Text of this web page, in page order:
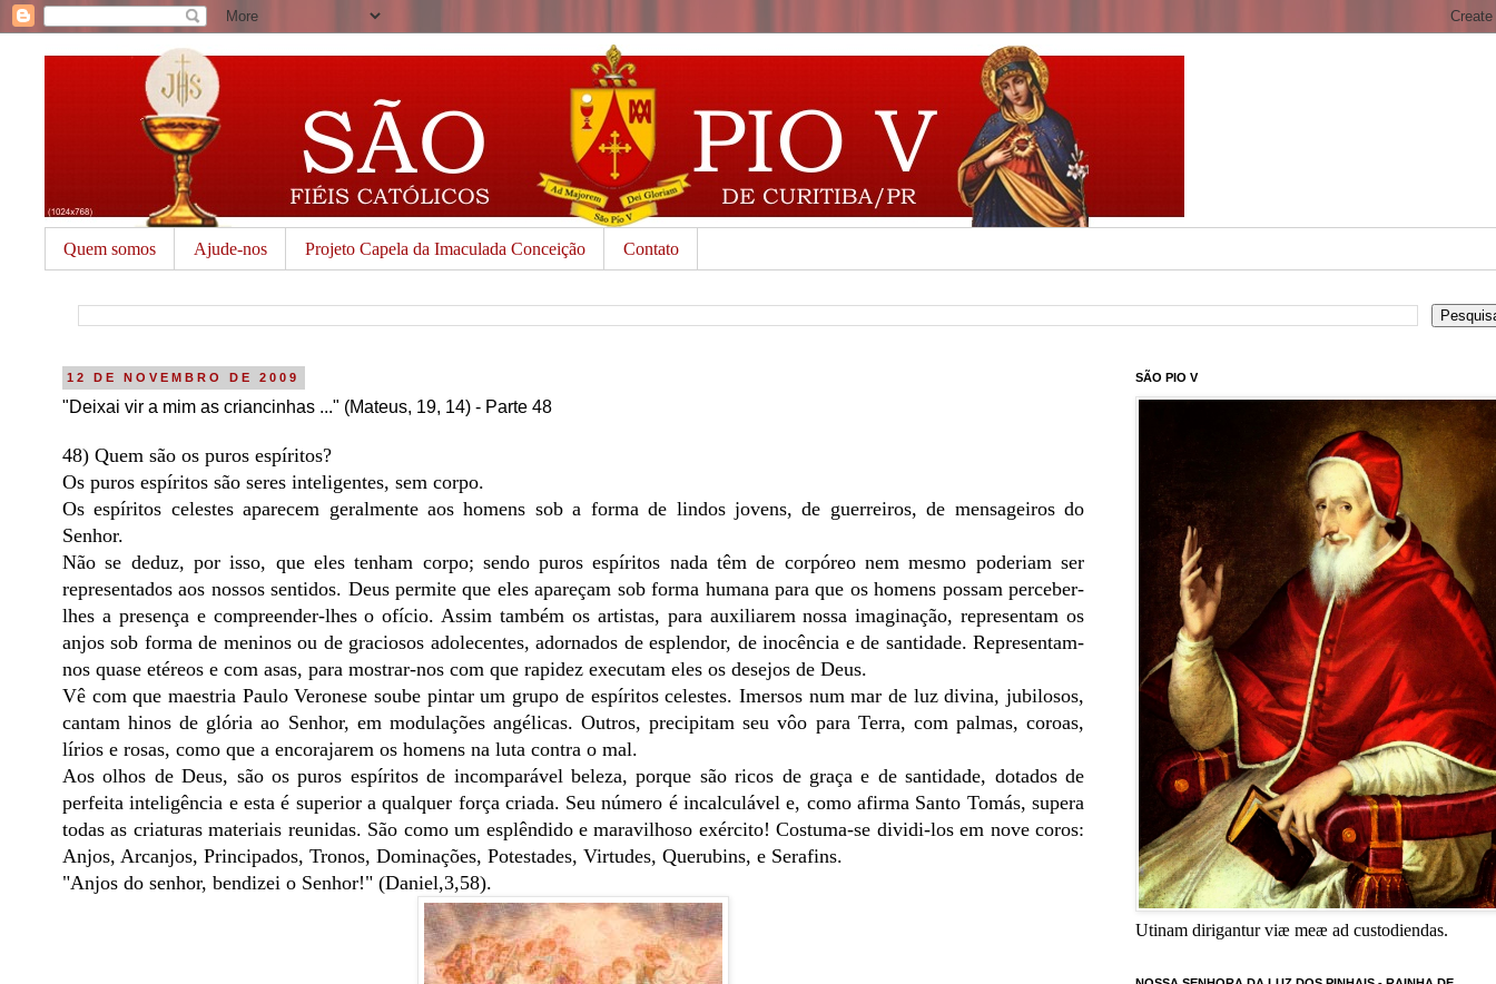
Quem somos Ajude-nos Projeto Capela da Imaculada Conceição Contato
12 DE NOVEMBRO DE 2009
"Deixai vir a mim as criancinhas ..." (Mateus, 19, 14) - Parte 48
48) Quem são os puros espíritos?
Os puros espíritos são seres inteligentes, sem corpo.
Os espíritos celestes aparecem geralmente aos homens sob a forma de lindos jovens, de guerreiros, de mensageiros do
Senhor.
Não se deduz, por isso, que eles tenham corpo; sendo puros espíritos nada têm de corpóreo nem mesmo poderiam ser
representados aos nossos sentidos. Deus permite que eles apareçam sob forma humana para que os homens possam perceber-
lhes a presença e compreender-lhes o ofício. Assim também os artistas, para auxiliarem nossa imaginação, representam os
anjos sob forma de meninos ou de graciosos adolecentes, adornados de esplendor, de inocência e de santidade. Representam-
nos quase etéreos e com asas, para mostrar-nos com que rapidez executam eles os desejos de Deus.
Vê com que maestria Paulo Veronese soube pintar um grupo de espíritos celestes. Imersos num mar de luz divina, jubilosos,
cantam hinos de glória ao Senhor, em modulações angélicas. Outros, precipitam seu vôo para Terra, com palmas, coroas,
lírios e rosas, como que a encorajarem os homens na luta contra o mal.
Aos olhos de Deus, são os puros espíritos de incomparável beleza, porque são ricos de graça e de santidade, dotados de
perfeita inteligência e esta é superior a qualquer força criada. Seu número é incalculável e, como afirma Santo Tomás, supera
todas as criaturas materiais reunidas. São como um esplêndido e maravilhoso exército! Costuma-se dividi-los em nove coros:
Anjos, Arcanjos, Principados, Tronos, Dominações, Potestades, Virtudes, Querubins, e Serafins.
"Anjos do senhor, bendizei o Senhor!" (Daniel,3,58).
SÃO PIO V
Utinam dirigantur viæ meæ ad custodiendas.